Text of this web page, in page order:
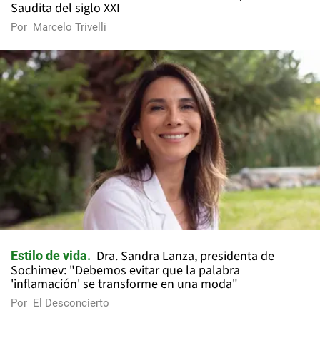
Saudita del siglo XXI
Por Marcelo Trivelli
Estilo de vida
Dra. Sandra Lanza, presidenta de
Sochimev: "Debemos evitar que la palabra
'inflamación' se transforme en una moda"
Por El Desconcierto